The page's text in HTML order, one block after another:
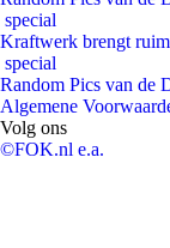
special
Kraftwerk brengt
special
Random Pics van de
Algemene
Volg ons
©FOK.nl e.a.